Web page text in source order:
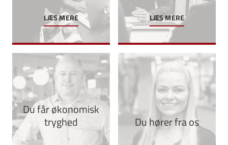
LÆS MERE LÆS MERE
Du får økonomisk
tryghed
Du hører fra os